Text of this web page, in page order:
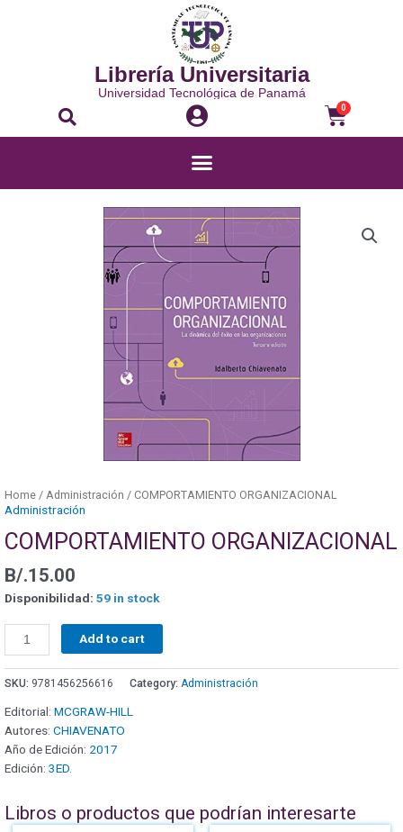
Librería Universitaria
Universidad Tecnológica de Panamá
0
Home / Administración / COMPORTAMIENTO ORGANIZACIONAL
Administración
COMPORTAMIENTO ORGANIZACIONAL
B/.15.00
Disponibilidad: 59 in stock
Add to cart
SKU: 9781456256616 Category: Administración
Editorial: MCGRAW-HILL
Autores: CHIAVENATO
Año de Edición: 2017
Edición: 3ED.
Libros o productos que podrían interesarte